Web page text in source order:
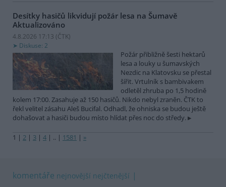
Desítky hasičů likvidují požár lesa na Šumavě
Aktualizováno
4.8.2026 17:13 (ČTK)
Diskuse: 2
Požár přibližně šesti hektarů
lesa a louky u šumavských
Nezdic na Klatovsku se přestal
šířit. Vrtulník s bambivakem
odletěl zhruba po 1,5 hodině
kolem 17:00. Zasahuje až 150 hasičů. Nikdo nebyl zraněn. ČTK to
řekl velitel zásahu Aleš Bucifal. Odhadl, že ohniska se budou ještě
dohašovat a hasiči budou místo hlídat přes noc do středy.
1 | 2 | 3 | 4 | .. | 1581 | »
komentáře nejnovější nejčtenější